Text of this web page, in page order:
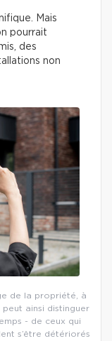
Mais
pourrait
des
non
de la propriété, à
ainsi distinguer
- de ceux qui
s’être détériorés